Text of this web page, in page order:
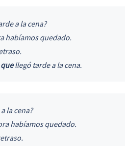
a la cena?
habíamos quedado.
llegó tarde a la cena.
la cena?
habíamos quedado.